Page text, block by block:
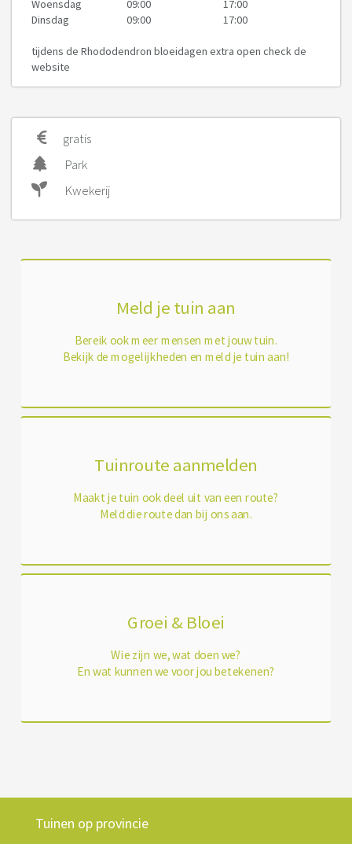
Woensdag 09:00
17:00
Dinsdag
09:00 17:00
tijdens de Rhododendron bloeidagen extra open check de
website
gratis
Park
Kwekerij
Meld je tuin aan
Bereik ook meer mensen met jouw tuin.
Bekijk de mogelijkheden en meld je tuin aan!
Tuinroute aanmelden
Maakt je tuin ook deel uit van een route?
Meld die route dan bij ons aan.
Groei & Bloei
Wie zijn we, wat doen we?
En wat kunnen we voor jou betekenen?
Tuinen op provincie